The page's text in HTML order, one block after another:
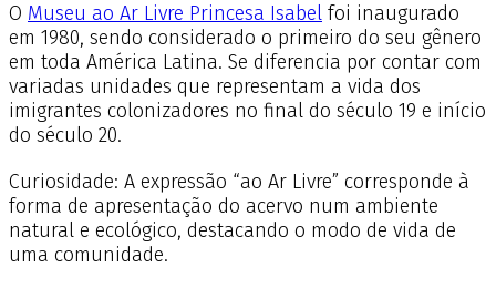
O Museu ao Ar Livre Princesa Isabel foi inaugurado
em 1980, sendo considerado o primeiro do seu gênero
em toda América Latina. Se diferencia por contar com
variadas unidades que representam a vida dos
imigrantes colonizadores no final do século 19 e início
do século 20.
Curiosidade: A expressão “ao Ar Livre” corresponde à
forma de apresentação do acervo num ambiente
natural e ecológico, destacando o modo de vida de
uma comunidade.